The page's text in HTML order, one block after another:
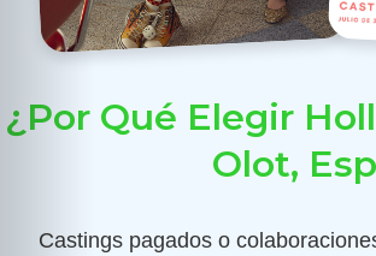
¿Por Qué Elegir
Olot,
Castings pagados o